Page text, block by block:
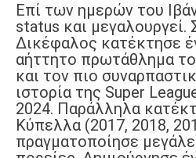
Επί των ημερών του
status και μεγαλουργεί.
Δικέφαλος κατέκτησε
αήττητο πρωτάθλημα
και τον πιο
ιστορία της Super
2024. Παράλληλα
Κύπελλα (2017, 2018,
πραγματοποίησε